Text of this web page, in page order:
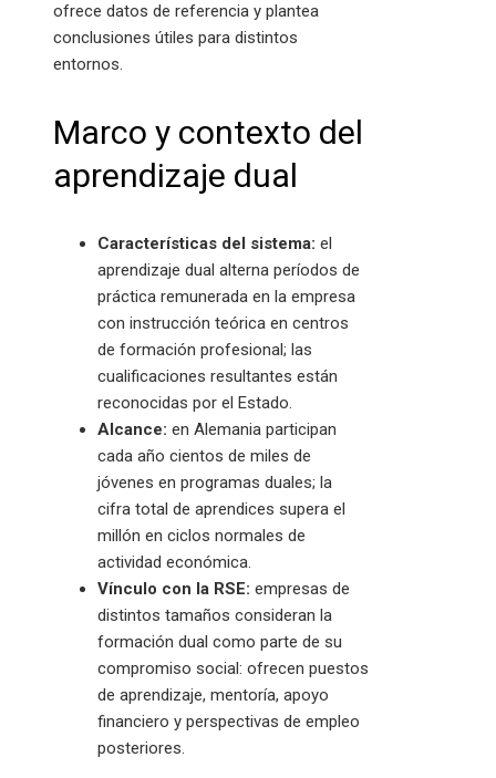
ofrece datos de referencia y plantea
conclusiones útiles para distintos
entornos.
Marco y contexto del
aprendizaje dual
Características del sistema: el
aprendizaje dual alterna períodos de
práctica remunerada en la empresa
con instrucción teórica en centros
de formación profesional; las
cualificaciones resultantes están
reconocidas por el Estado.
Alcance: en Alemania participan
cada año cientos de miles de
jóvenes en programas duales; la
cifra total de aprendices supera el
millón en ciclos normales de
actividad económica.
Vínculo con la RSE: empresas de
distintos tamaños consideran la
formación dual como parte de su
compromiso social: ofrecen puestos
de aprendizaje, mentoría, apoyo
financiero y perspectivas de empleo
posteriores.